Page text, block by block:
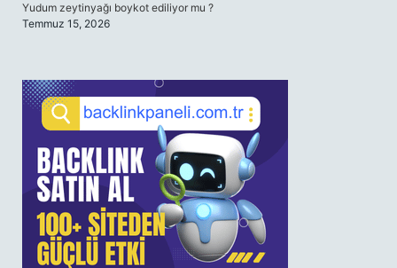
Yudum zeytinyağı boykot ediliyor mu ?
Temmuz 15, 2026